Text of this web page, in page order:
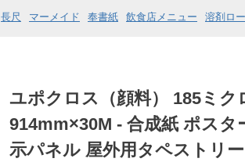
長尺 マーメイド 奉書紙 飲食店メニュー 溶剤ロ
ユポクロス（顔料） 185ミク
914mm×30M - 合成紙 ポスタ
示パネル 屋外用タペストリ